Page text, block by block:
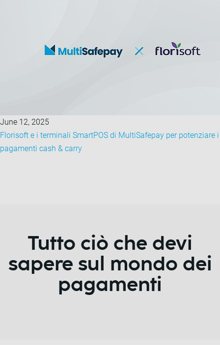
June 12, 2025
Florisoft e i terminali SmartPOS di MultiSafepay per potenziare i
pagamenti cash & carry
Tutto ciò che devi
sapere sul mondo dei
pagamenti